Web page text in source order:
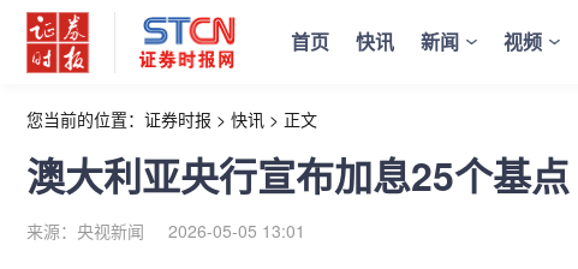
首页 快讯 新闻 视频
您当前的位置： 证券时报 > 快讯 > 正文
澳大利亚央行宣布加息25个基点
来源：央视新闻 2026-05-05 13:01